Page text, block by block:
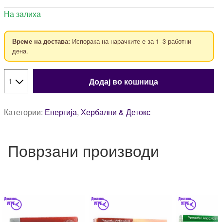
На залиха
Време на достава: Испорака на нарачките е за 1–3 работни
дена.
Додај во кошница
Категории: Енергија, Хербални & Детокс
Поврзани производи